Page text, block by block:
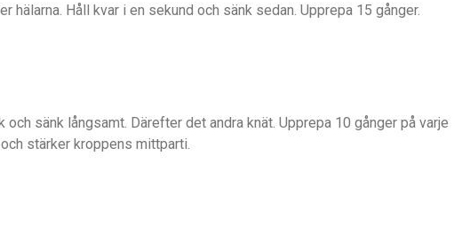
hälarna. Håll kvar i en sekund och sänk sedan. Upprepa 15 gånger.
sänk långsamt. Därefter det andra knät. Upprepa 10 gånger på varje
stärker kroppens mittparti.